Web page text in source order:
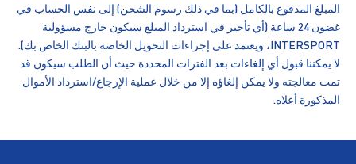
المبلغ المدفوع بالكامل (بما في ذلك رسوم الشحن) إلى نفس الحساب في
غضون 24 ساعة (أي تأخير في استرداد المبلغ سيكون خارج مسؤولية
INTERSPORT، ويعتمد على إجراءات التحويل الخاصة بالبنك الخاص بك).
لا يمكننا قبول أي إلغاءات بعد الفترات المحددة حيث أن الطلب سيكون قد
تمت معالجته ولا يمكن إلغاؤه إلا من خلال عملية الإرجاع/استرداد الأموال
المذكورة أعلاه.